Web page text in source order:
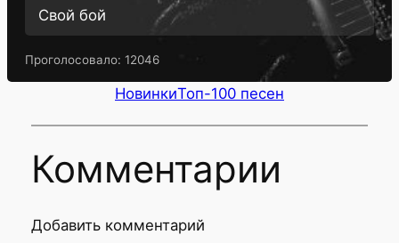
Свой бой
Проголосовало: 12046
НовинкиТоп-100 песен
Комментарии
Добавить комментарий